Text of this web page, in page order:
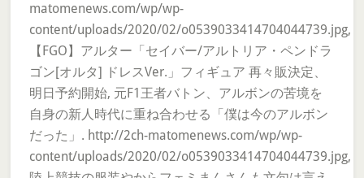
matomenews.com/wp/wp-
content/uploads/2020/02/o0539033414704044739.jpg,
【FGO】アルター「セイバー/アルトリア・ペンドラ
ゴン[オルタ] ドレスVer.」フィギュア 再々販決定、
明日予約開始, 元F1王者バトン、アルボンの苦境を
自身の新人時代に重ね合わせる「僕は今のアルボン
だった」. http://2ch-matomenews.com/wp/wp-
content/uploads/2020/02/o0539033414704044739.jpg,